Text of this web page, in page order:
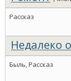
Рассказ
Недалеко
Быль, Рассказ